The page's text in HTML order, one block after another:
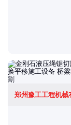
郑州豫工工程机械